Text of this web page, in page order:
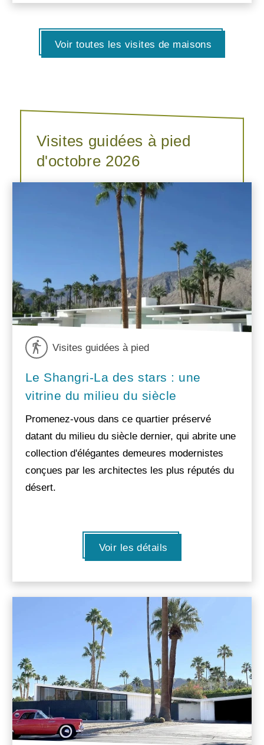
Voir toutes les visites de maisons
Visites guidées à pied
d'octobre 2026
Visites guidées à pied
Le Shangri-La des stars : une
vitrine du milieu du siècle
Promenez-vous dans ce quartier préservé
datant du milieu du siècle dernier, qui abrite une
collection d'élégantes demeures modernistes
conçues par les architectes les plus réputés du
désert.
Voir les détails